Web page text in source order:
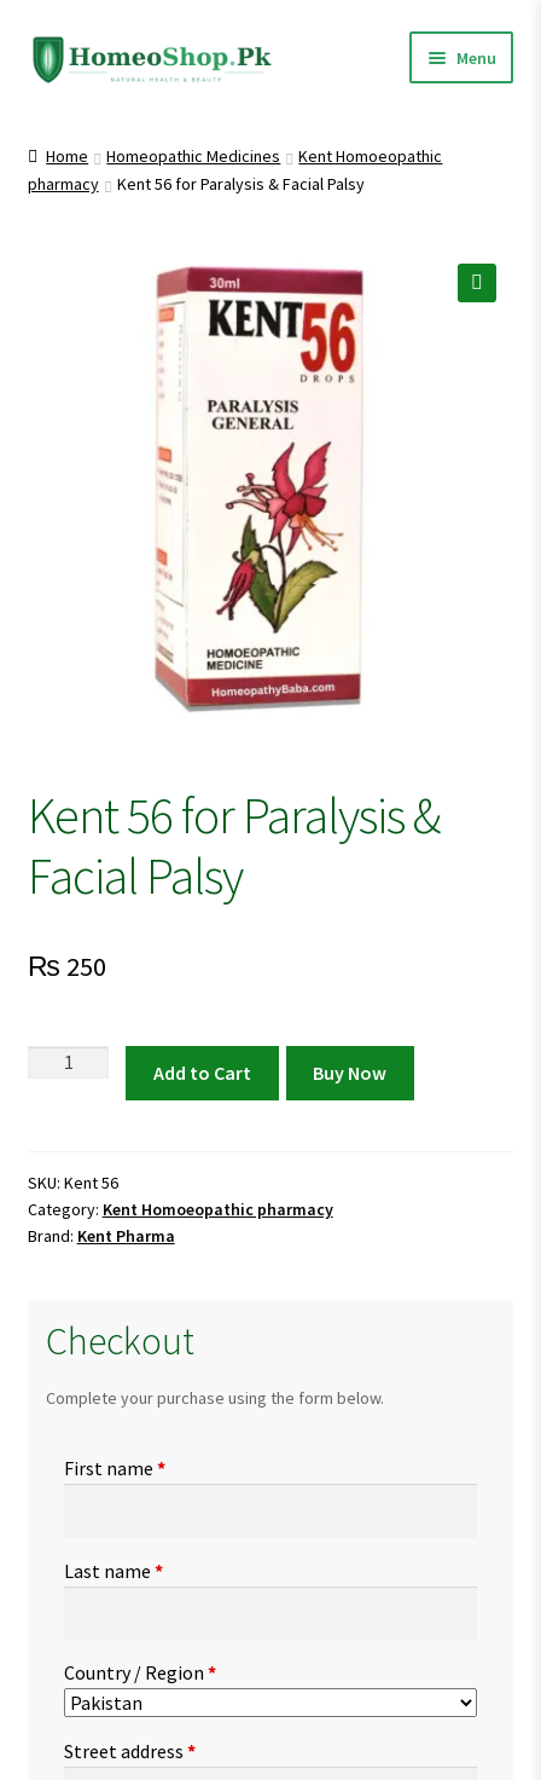
Skip
to
Skip
to
Menu
Shop All
child
menu
Home Homeopathic Medicines
Kent Homoeopathic
pharmacy
Kent 56 for Paralysis & Facial Palsy
Kent 56 for Paralysis &
Facial Palsy
₨ 250
Kent
&
Facial
Palsy
Add to Cart Buy Now
SKU: Kent 56
Category: Kent Homoeopathic pharmacy
Brand: Kent Pharma
Checkout
Complete your purchase using the form below.
First name *
Last name *
Country / Region *
Street address *